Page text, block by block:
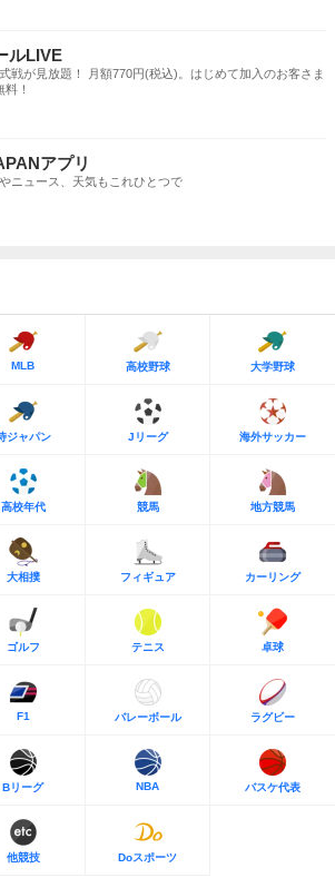
ルLIVE
戦が見放題！ 月額770円(税込)。はじめて加入のお客さま
！
アプリ
ニュース、天気もこれひとつで
MLB 高校野球 大学野球
ジャパン Jリーグ 海外サッカー
高校年代 競馬 地方競馬
大相撲 フィギュア カーリング
ゴルフ テニス 卓球
F1 バレーボール ラグビー
Bリーグ NBA バスケ代表
他競技 Doスポーツ